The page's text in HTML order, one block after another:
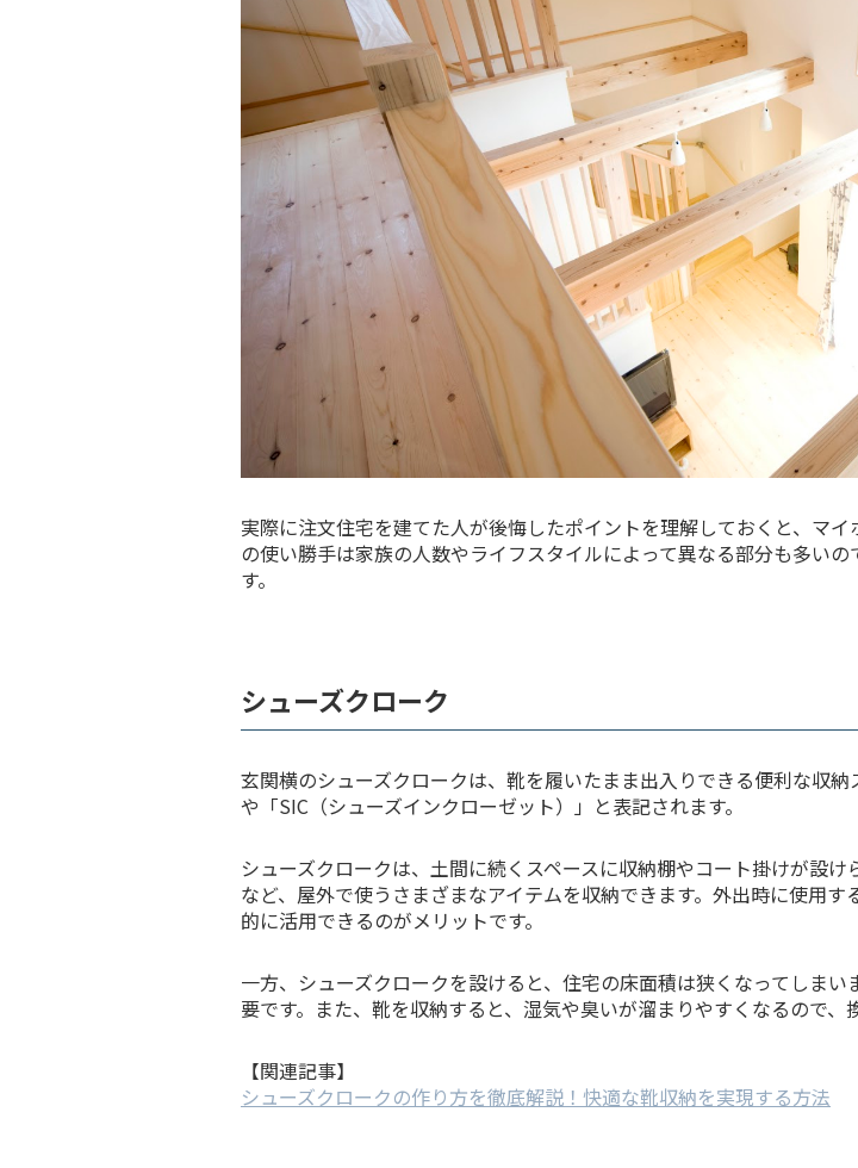
実際に注文住宅を建てた人が後悔したポイントを理解しておくと、マ
の使い勝手は家族の人数やライフスタイルによって異なる部分も多い
す。
シューズクローク
玄関横のシューズクロークは、靴を履いたまま出入りできる便利な収納
や「SIC（シューズインクローゼット）」と表記されます。
シューズクロークは、土間に続くスペースに収納棚やコート掛けが設
など、屋外で使うさまざまなアイテムを収納できます。外出時に使用
的に活用できるのがメリットです。
一方、シューズクロークを設けると、住宅の床面積は狭くなってしま
要です。また、靴を収納すると、湿気や臭いが溜まりやすくなるので、
【関連記事】
シューズクロークの作り方を徹底解説！快適な靴収納を実現する方法